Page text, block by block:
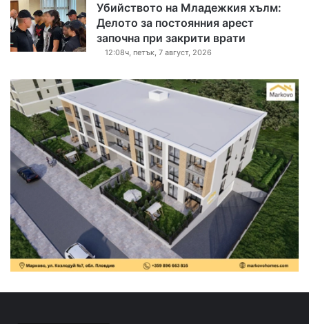
Убийството на Младежкия хълм:
Делото за постоянния арест
започна при закрити врати
12:08ч, петък, 7 август, 2026